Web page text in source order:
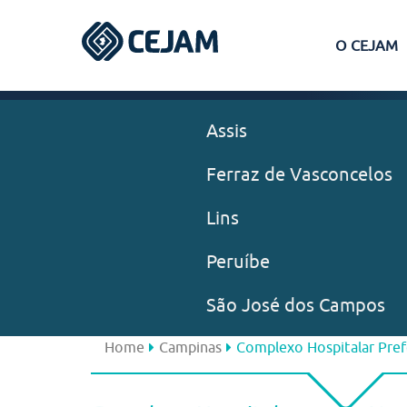
O CEJAM
Assis
Ferraz de Vasconcelos
Lins
Peruíbe
São José dos Campos
Home Campinas Complexo Hospitalar